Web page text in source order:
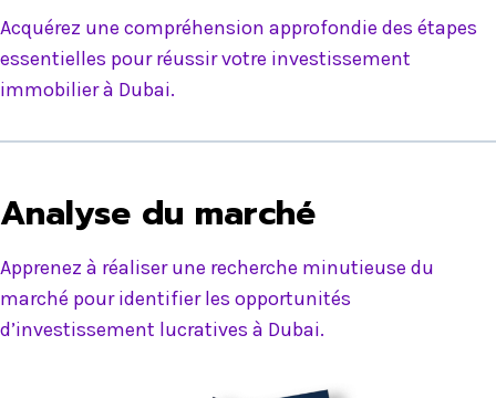
Acquérez une compréhension approfondie des étapes
essentielles pour réussir votre investissement
immobilier à Dubai.
Analyse du marché
Apprenez à réaliser une recherche minutieuse du
marché pour identifier les opportunités
d’investissement lucratives à Dubai.